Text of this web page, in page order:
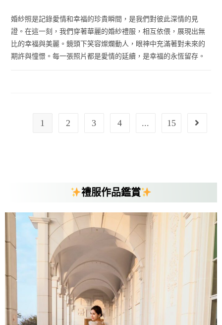
婚紗照是記錄愛情和幸福的珍貴瞬間，是我們對彼此深情的見
證。在這一刻，我們穿著華麗的婚紗禮服，相互依偎，展現出無
比的幸福與美麗。鏡頭下笑容燦爛動人，眼神中充滿著對未來的
期許與憧憬。每一張照片都是愛情的延續，是幸福的永恆留存。
1 2 3 4 ... 15
禮服作品鑑賞